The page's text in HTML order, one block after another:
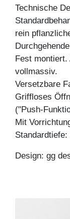
Technische
rein
Fest
vollmassiv.
Versetzbare
Griffloses
("Push-
Mit
Standardtiefe:
Design: gg